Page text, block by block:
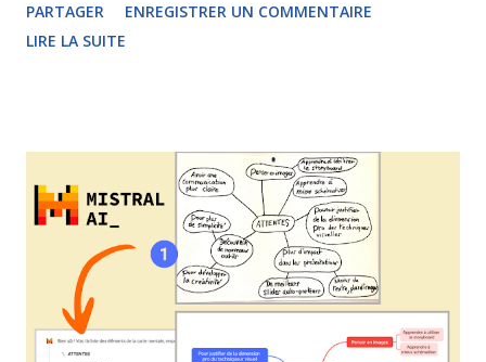
les points communs entre la carte heuristique et la carte
conceptuelle. La carte conceptuelle apparaît sur le devant de
s'appuie sur les travaux de l'auteur, formateur et entrepreneur
britannique Tony Buzan . Ces deux techniques, comme nous
pouvons le voir ci-dessus, partagent de nombreux points
communs mais il ne faut pas les confondre. Personnellement,
j'utilise la carte conceptuelle lorsque je veux formaliser des
connaissances, remettre les concepts en ordre afin d'êt...
PARTAGER
ENREGISTRER UN COMMENTAIRE
LIRE LA SUITE